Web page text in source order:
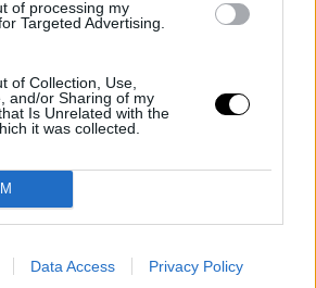
of processing my
Targeted Advertising.
of Collection, Use,
and/or Sharing of my
Is Unrelated with the
it was collected.
Data Access Privacy Policy
a una de las grandes revelaciones
a unas Finales NBA con la
su primer campeonato desde